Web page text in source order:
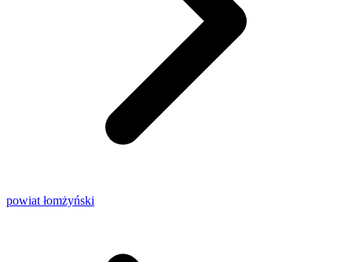
powiat łomżyński